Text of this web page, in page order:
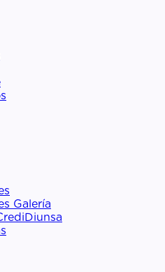
Galería